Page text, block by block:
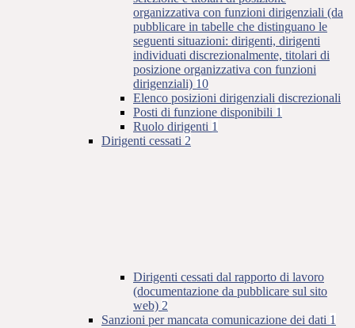
organizzativa con funzioni dirigenziali (da
pubblicare in tabelle che distinguano le
seguenti situazioni: dirigenti, dirigenti
individuati discrezionalmente, titolari di
posizione organizzativa con funzioni
dirigenziali) 10
Elenco posizioni dirigenziali discrezionali
Posti di funzione disponibili 1
Ruolo dirigenti 1
Dirigenti cessati 2
Dirigenti cessati dal rapporto di lavoro
(documentazione da pubblicare sul sito
web) 2
Sanzioni per mancata comunicazione dei dati 1